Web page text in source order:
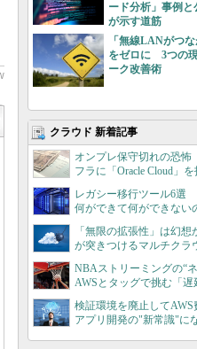
ード分析」事例
が示す道筋
「無線LANがつ
をゼロに 3つの
ーク改善術
クラウド 新着記事
オンプレ保守切れの恐
フラに「Oracle Cloud」
レガシー移行ツール6選
何ができて何ができない
「無限の拡張性」は幻
が突きつけるマルチクラ
NBAストリーミングの“
AWSとタッグで挑む「
検証環境を廃止して
アプリ開発の"新常識"に